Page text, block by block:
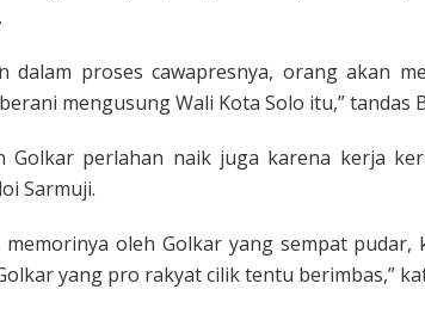
dalam proses cawapresnya, orang akan
mengusung Wali Kota Solo itu,” tandas
Golkar perlahan naik juga karena kerja
Sarmuji.
memorinya oleh Golkar yang sempat
yang pro rakyat cilik tentu berimbas,”